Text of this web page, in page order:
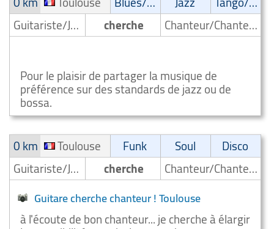
Guitariste/Joueur de guitare
cherche Chanteur/Chanteuse
Pour le plaisir de partager la musique de
préférence sur des standards de jazz ou de
bossa.
0 km
Toulouse Funk Soul
Disco
Guitariste/Joueur de guitare
cherche Chanteur/Chanteuse
Guitare cherche chanteur ! Toulouse
à l'écoute de bon chanteur... je cherche à élargir